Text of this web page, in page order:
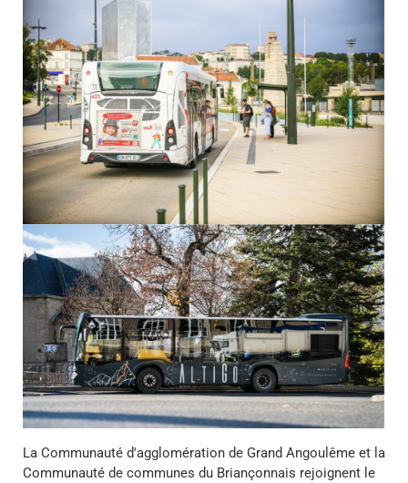
La Communauté d'agglomération de Grand Angoulême et la
Communauté de communes du Briançonnais rejoignent le